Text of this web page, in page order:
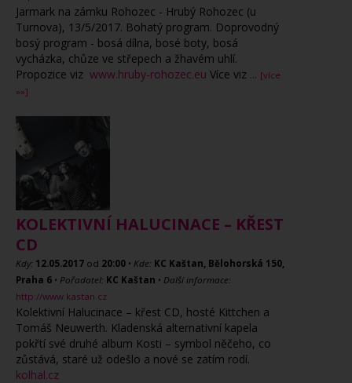
Jarmark na zámku Rohozec - Hrubý Rohozec (u
Turnova), 13/5/2017. Bohatý program. Doprovodný
bosý program - bosá dílna, bosé boty, bosá
vycházka, chůze ve střepech a žhavém uhlí.
Propozice viz www.hruby-rohozec.eu Více viz ... [více
»»]
KOLEKTIVNÍ HALUCINACE – KŘEST
CD
Kdy: 12.05.2017 od 20:00 • Kde: KC Kaštan, Bělohorská 150,
Praha 6 • Pořadatel: KC Kaštan • Další informace:
http://www.kastan.cz
Kolektivní Halucinace – křest CD, hosté Kittchen a
Tomáš Neuwerth. Kladenská alternativní kapela
pokřtí své druhé album Kosti – symbol něčeho, co
zůstává, staré už odešlo a nové se zatím rodí.
kolhal.cz